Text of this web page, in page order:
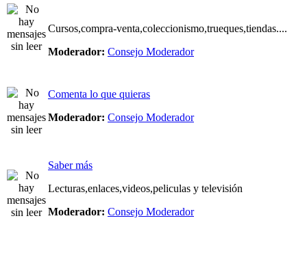
Cursos,compra-venta,coleccionismo,trueques,tiendas....
Moderador: Consejo Moderador
Comenta lo que quieras
Moderador: Consejo Moderador
Saber más
Lecturas,enlaces,videos,peliculas y televisión
Moderador: Consejo Moderador